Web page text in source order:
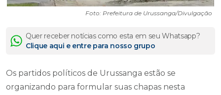
Foto: Prefeitura de Urussanga/Divulgação
Quer receber notícias como esta em seu Whatsapp?
Clique aqui e entre para nosso grupo
Os partidos políticos de Urussanga estão se
organizando para formular suas chapas nesta